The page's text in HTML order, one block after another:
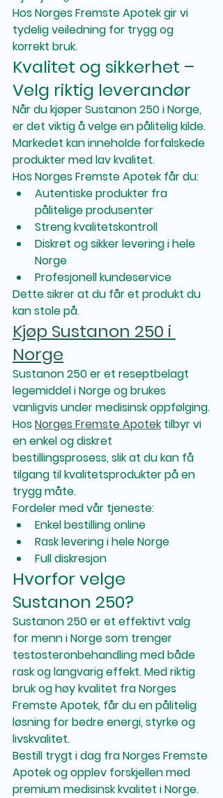
Hos Norges Fremste Apotek gir vi
tydelig veiledning for trygg og
korrekt bruk.
Kvalitet og sikkerhet –
Velg riktig leverandør
Når du kjøper Sustanon 250 i Norge,
er det viktig å velge en pålitelig kilde.
Markedet kan inneholde forfalskede
produkter med lav kvalitet.
Hos Norges Fremste Apotek får du:
Autentiske produkter fra
pålitelige produsenter
Streng kvalitetskontroll
Diskret og sikker levering i hele
Norge
Profesjonell kundeservice
Dette sikrer at du får et produkt du
kan stole på.
Kjøp Sustanon 250 i
Norge
Sustanon 250 er et reseptbelagt
legemiddel i Norge og brukes
vanligvis under medisinsk oppfølging.
Hos Norges Fremste Apotek tilbyr vi
en enkel og diskret
bestillingsprosess, slik at du kan få
tilgang til kvalitetsprodukter på en
trygg måte.
Fordeler med vår tjeneste:
Enkel bestilling online
Rask levering i hele Norge
Full diskresjon
Hvorfor velge
Sustanon 250?
Sustanon 250 er et effektivt valg
for menn i Norge som trenger
testosteronbehandling med både
rask og langvarig effekt. Med riktig
bruk og høy kvalitet fra Norges
Fremste Apotek, får du en pålitelig
løsning for bedre energi, styrke og
livskvalitet.
Bestill trygt i dag fra Norges Fremste
Apotek og opplev forskjellen med
premium medisinsk kvalitet i Norge.